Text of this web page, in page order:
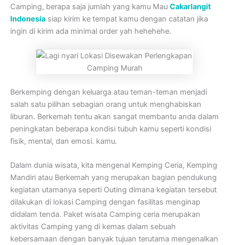
Camping, berapa saja jumlah yang kamu Mau Cakarlangit
Indonesia siap kirim ke tempat kamu dengan catatan jika
ingin di kirim ada minimal order yah hehehehe.
Berkemping dengan keluarga atau teman-teman menjadi
salah satu pilihan sebagian orang untuk menghabiskan
liburan. Berkemah tentu akan sangat membantu anda dalam
peningkatan beberapa kondisi tubuh kamu seperti kondisi
fisik, mental, dan emosi. kamu.
Dalam dunia wisata, kita mengenal Kemping Ceria, Kemping
Mandiri atau Berkemah yang merupakan bagian pendukung
kegiatan utamanya seperti Outing dimana kegiatan tersebut
dilakukan di lokasi Camping dengan fasilitas menginap
didalam tenda. Paket wisata Camping ceria merupakan
aktivitas Camping yang di kemas dalam sebuah
kebersamaan dengan banyak tujuan terutama mengenalkan